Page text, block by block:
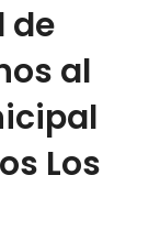
de
al
Los